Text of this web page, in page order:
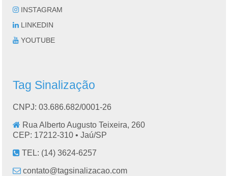
INSTAGRAM
LINKEDIN
YOUTUBE
Tag Sinalização
CNPJ: 03.686.682/0001-26
Rua Alberto Augusto Teixeira, 260
CEP: 17212-310 •Jaú/SP
TEL: (14) 3624-6257
contato@tagsinalizacao.com